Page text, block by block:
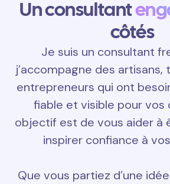
Un consultant
côtés
Je suis un consultant
j’accompagne des
entrepreneurs qui ont
fiable et visible pour vos
objectif est de vous aider à
inspirer confiance à
Que vous partiez d’une